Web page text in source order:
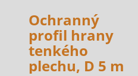
Ochranný
profil hrany
tenkého
plechu, D 5 m